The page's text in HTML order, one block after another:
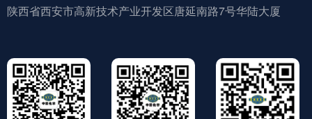
陕西省西安市高新技术产业开发区唐延南路7号华陆大厦